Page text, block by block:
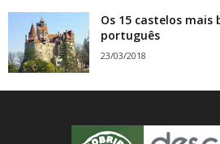
Os 15 castelos mais
português
23/03/2018